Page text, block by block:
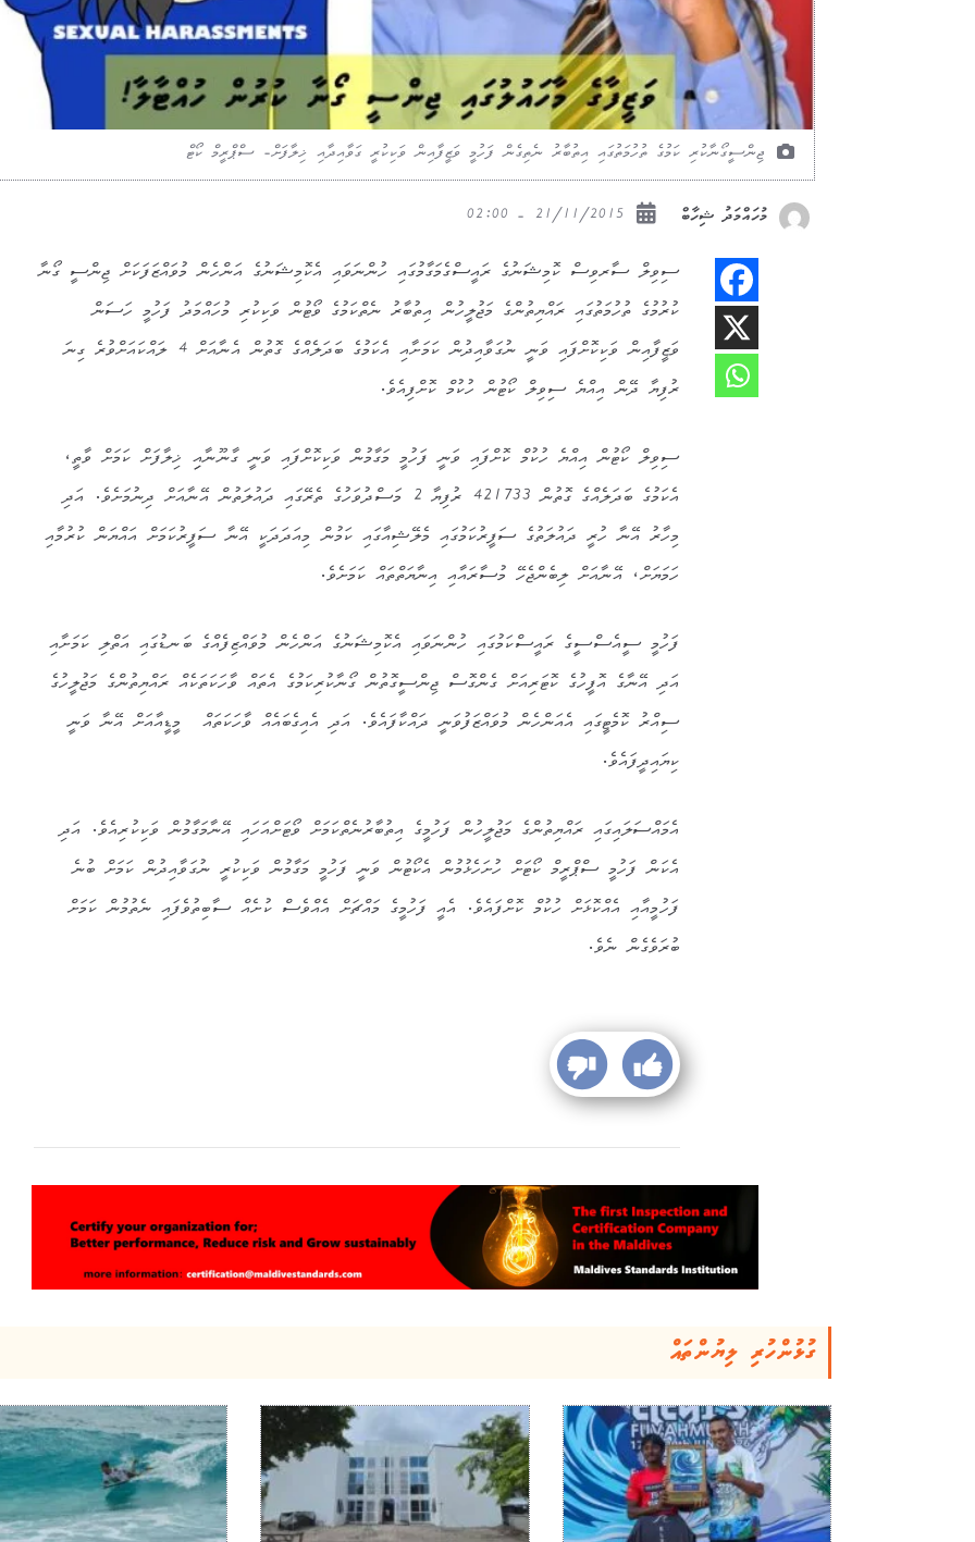
ޖިންސީގޯނާކުރި ކަމުގެ ތުހުމަތުގައި އިތުބާރު ނެތިގެން ފަހުމީ ވަޒީފާއިން ވަކިކުރީ ގަވާއިދާއި ޚިލާފަށް- ސްޕްރީމް ކޯޓް
މުހައްމަދު ޝިހާބް
ސިވިލް ސާރވިސް ކޮމިޝަނުގެ ރައީސްގެމަގާމުގައި ހުންނަވައި އެކޮމިޝަނުގެ އަންހެން މުވައްޒަފަކަށް ޖިންސީ ގޯނާ
ކުރުމުގެ ތުހުމަތުގައި ރައްޔިތުންގެ މަޖުލީހުން އިތުބާރު ނެތްކަމުގެ ވޯޓުން ވަކިކުރި މުހައްމަދު ފަހުމީ ހަސަން
ވަޒީފާއިން ވަކިކޮށްފައި ވަނީ ނުގަވާއިދުން ކަމަށާއި އެކަމުގެ ބަދަލެއްގެ ގޮތުން އެނާއަށް 4 ލައްކައަށްވުރެ ގިނަ
ރުފިޔާ ދޭން އިއްޔެ ސިވިލް ކޯޓުން ހުކުމް ކޮށްފިއެވެ.
ސިވިލް ކޯޓުން އިއްޔެ ހުކުމް ކޮށްފައި ވަނީ ފަހުމީ މަގާމުން ވަކިކޮށްފައި ވަނީ ގާނޫނާއިި ޚިލާފަށް ކަމަށް ވާތީ،
އެކަމުގެ ބަދަލެއްގެ ގޮތުން 421733 ރުފިޔާ 2 މަސްދުވަހުގެ ތެރޭގައި ދައުލަތުން އޭނާއަށް ދިނުމަށެވެ. އަދި
މިހާރު އޭނާ ހުރީ ދައުލަތުގެ ސަފީރުކަމުގައި މެލޭޝިއާގައި ކަމުން މިއަދަދަކީ އޭނާ ސަފީރުކަމަށް އައްޔަން ކުރުމާއި
ހަމަޔަށް، އޭނާއަށް ލިބެންޖެހޭ މުސާރައާއި އިނާޔަތްތައް ކަމަށެވެ.
ފަހުމީ ސީއެސްސީގެ ރައީސްކަމުގައި ހުންނަވައި އެކޮމިޝަނުގެ އަންހެން މުވައްޒިފެއްގެ ބަނޑުގައި އަތްލި ކަމަށާއި
އަދި އޭނާގެ އޮފީހުގެ ކޮޓަރިއަށް ގެންގޮސް ޖިންސީގޮތުން ގޯނާކުރިކަމުގެ އެތައް ވާހަކަތަކެއް ރައްޔިތުންގެ މަޖުލީހުގެ
ސިއްރު ކޮމެޓީގައި އެއަންހެން މުވައްޒަފުވަނީ ދައްކާފައެވެ. އަދި އެއިގެބައެއް ވާހަކަތައް މީޑީއާއަށް އޭނާ ވަނީ
ކިޔައިދީފައެވެ.
އެމައްސަލައިގައި ރައްޔިތުންގެ މަޖުލީހުން ފަހުމީގެ އިތުބާރުނެތްކަމަށް ވޯޓަށްއަހައި އޭނާމަގާމުން ވަކިކުރިއެވެ. އަދި
އެކަން ފަހުމީ ސްޕްރީމް ކޯޓަށް ހުށަހެޅުމުން އެކޯޓުން ވަނީ ފަހުމީ މަގާމުން ވަކިކުރީ ނުގަވާއިދުން ކަމަށް ބުނެ
ފަހުމީއާއި އެއްކޮޅަށް ހުކުމް ކޮށްފައެވެ. އެއީ ފަހުމީގެ މައްޗަށް އެއްވެސް ކުށެއް ސާބިތުވެފައި ނެތުމުން ކަމަށް
ބުރަވެގެން ނެވެ.
ގުޅުންހުރި ލިޔުންތައް